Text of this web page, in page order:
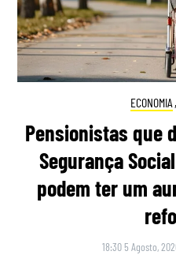
ECONOMIA ,
Pensionistas que
Segurança
podem ter um
18:30 5 Agosto,